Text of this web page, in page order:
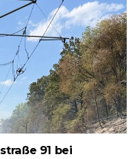
91 bei